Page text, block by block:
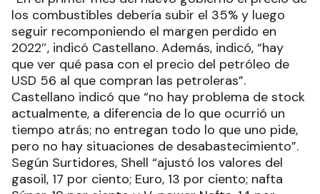
los combustibles debería subir el 35% y luego
seguir recomponiendo el margen perdido en
2022″, indicó Castellano. Además, indicó, “hay
que ver qué pasa con el precio del petróleo de
USD 56 al que compran las petroleras”.
Castellano indicó que “no hay problema de stock
actualmente, a diferencia de lo que ocurrió un
tiempo atrás; no entregan todo lo que uno pide,
pero no hay situaciones de desabastecimiento”.
Según Surtidores, Shell “ajustó los valores del
gasoil, 17 por ciento; Euro, 13 por ciento; nafta